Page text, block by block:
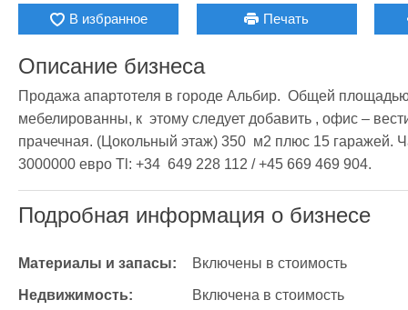
В избранное Печать
Описание бизнеса
Продажа апартотеля в городе Альбир.  Общей
мебелированны, к  этому следует добавить , офис –
прачечная. (Цокольный этаж) 350  м2 плюс 15 гаражей.
3000000 евро Tl: +34  649 228 112 / +45 669 469 904.
Подробная информация о бизнесе
Материалы и запасы: Включены в стоимость
Недвижимость: Включена в стоимость